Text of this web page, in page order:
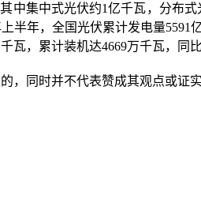
中集中式光伏约1亿千瓦，分布
年，全国光伏累计发电量5591
，累计装机达4669万千瓦，同
同时并不代表赞成其观点或证